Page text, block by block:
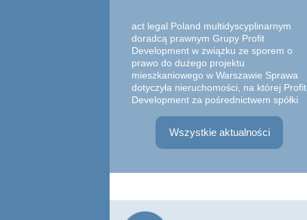
act legal Poland multidyscyplinarnym
doradcą prawnym Grupy Profit
Development w związku ze sporem o
prawo do dużego projektu
mieszkaniowego w Warszawie Sprawa
dotyczyła nieruchomości, na której Profit
Development za pośrednictwem spółki
Wszystkie aktualności